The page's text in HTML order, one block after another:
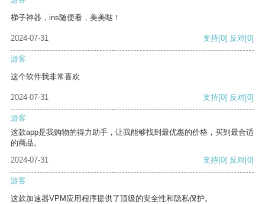
梯子神器，ins随便看，美美哒！
2024-07-31 支持[0] 反对[0]
游客
这个软件我非常喜欢
2024-07-31 支持[0] 反对[0]
游客
这款app是我购物的得力助手，让我能够找到最优惠的价格，买到最合适
的商品。
2024-07-31
支持[0] 反对[0]
游客
这款加速器VPM应用程序提供了顶级的安全性和隐私保护。